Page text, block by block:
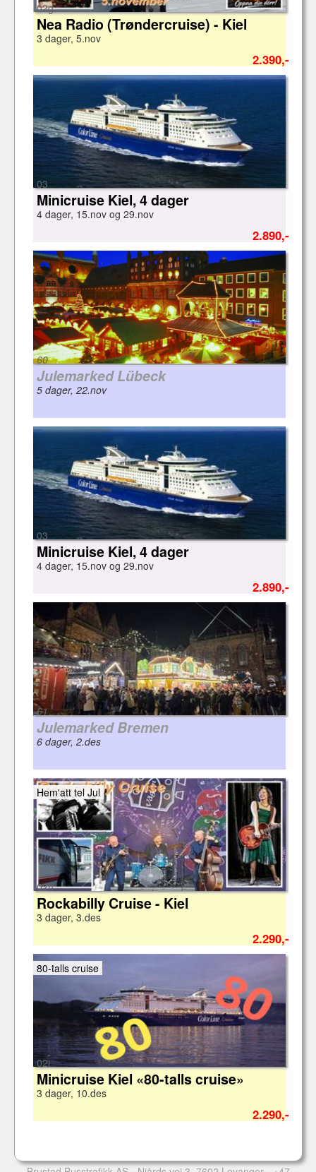
02g
Nea Radio (Trøndercruise) - Kiel
3 dager, 5.nov
2.390,-
03
Minicruise Kiel, 4 dager
4 dager, 15.nov og 29.nov
2.890,-
60
Julemarked Lübeck
5 dager, 22.nov
03
Minicruise Kiel, 4 dager
4 dager, 15.nov og 29.nov
2.890,-
61
Julemarked Bremen
6 dager, 2.des
02h
Hem'att tel Jul
Rockabilly Cruise - Kiel
3 dager, 3.des
2.290,-
02i
80-talls cruise
Minicruise Kiel «80-talls cruise»
3 dager, 10.des
2.290,-